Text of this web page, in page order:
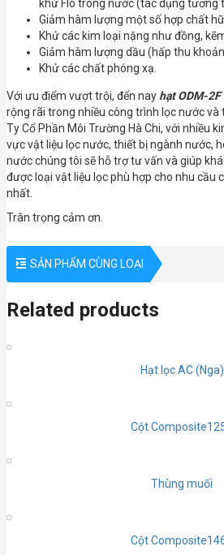
khử Flo trong nước (tác dụng tương
Giảm hàm lượng một số hợp chất
Khử các kim loại nặng như đồng,
Giảm hàm lượng dầu (hấp thu
Khử các chất phóng xạ.
Với ưu điểm vượt trội, đến nay hạt ODM-2F
rộng rãi trong nhiều công trình lọc nước và
Ty Cổ Phần Môi Trường Hà Chi, với nhiều
vực vật liệu lọc nước, thiết bị ngành nước,
nước chúng tôi sẽ hỗ trợ tư vấn và giúp
được loại vật liệu lọc phù hợp cho nhu cầu
nhất.
Trân trọng cảm ơn.
SẢN PHẨM CÙNG LOẠI
Related products
Hạt lọc AC (Nga)
Cột
Thùng muối
Cột